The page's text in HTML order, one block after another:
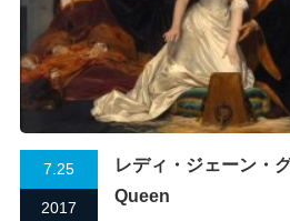
7.25
2017
レディ・ジェーン・
Queen